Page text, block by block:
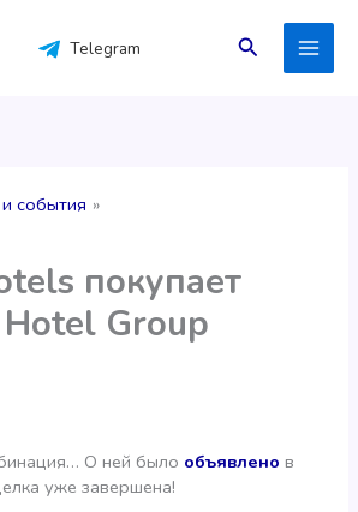
Telegram Поиск
события
покупает
Group
О ней было объявлено в
уже завершена!